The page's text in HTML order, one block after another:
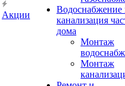
Акции
Водоснабжение
канализация
дома
Монтаж
Монтаж